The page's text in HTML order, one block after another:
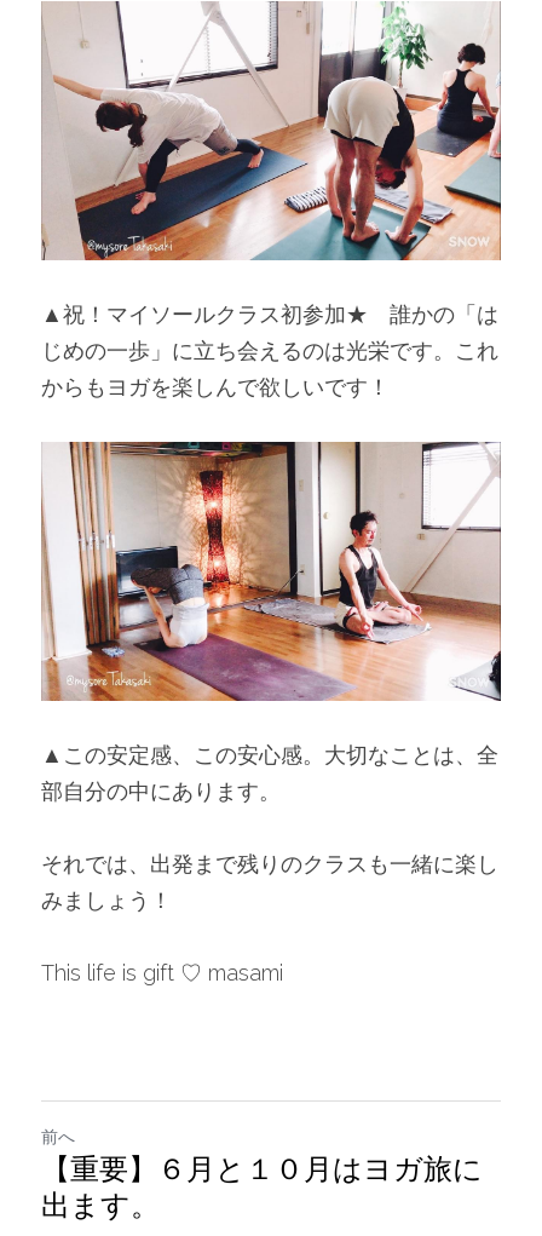
▲祝！マイソールクラス初参加★　誰かの「は
じめの一歩」に立ち会えるのは光栄です。これ
からもヨガを楽しんで欲しいです！
▲この安定感、この安心感。大切なことは、全
部自分の中にあります。
それでは、出発まで残りのクラスも一緒に楽し
みましょう！
This life is gift ♡ masami
前へ
【重要】６月と１０月はヨガ旅に
出ます。